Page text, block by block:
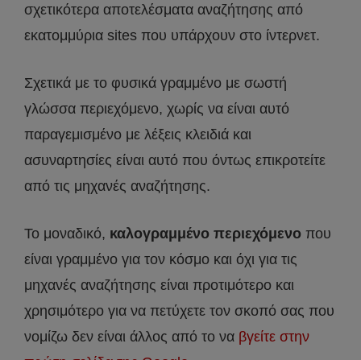
σχετικότερα αποτελέσματα αναζήτησης από
εκατομμύρια sites που υπάρχουν στο ίντερνετ.
Σχετικά με το φυσικά γραμμένο με σωστή
γλώσσα περιεχόμενο, χωρίς να είναι αυτό
παραγεμισμένο με λέξεις κλειδιά και
ασυναρτησίες είναι αυτό που όντως επικροτείτε
από τις μηχανές αναζήτησης.
Το μοναδικό, καλογραμμένο περιεχόμενο που
είναι γραμμένο για τον κόσμο και όχι για τις
μηχανές αναζήτησης είναι προτιμότερο και
χρησιμότερο για να πετύχετε τον σκοπό σας που
νομίζω δεν είναι άλλος από το να βγείτε στην